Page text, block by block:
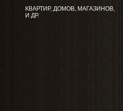
КВАРТИР, ДОМОВ, МАГАЗИНОВ,
И ДР.